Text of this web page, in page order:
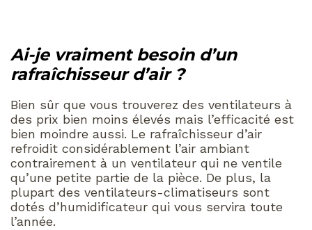
Ai-je vraiment besoin d’un
rafraîchisseur d’air ?
Bien sûr que vous trouverez des ventilateurs à
des prix bien moins élevés mais l’efficacité est
bien moindre aussi. Le rafraîchisseur d’air
refroidit considérablement l’air ambiant
contrairement à un ventilateur qui ne ventile
qu’une petite partie de la pièce. De plus, la
plupart des ventilateurs-climatiseurs sont
dotés d’humidificateur qui vous servira toute
l’année.